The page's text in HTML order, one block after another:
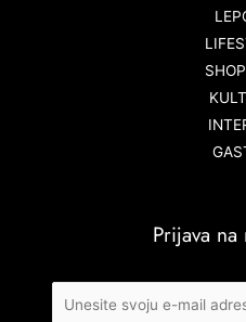
Prijava